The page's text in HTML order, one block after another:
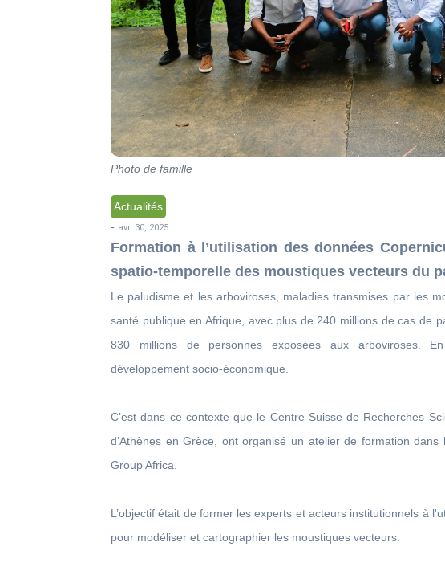
Photo de famille
Actualités
- avr. 30, 2025
Formation à l’utilisation des données
spatio-temporelle des moustiques vecteurs du
Le paludisme et les arboviroses, maladies transmises par les
santé publique en Afrique, avec plus de 240 millions de cas de
830 millions de personnes exposées aux arboviroses.
développement socio-économique.
C’est dans ce contexte que le Centre Suisse de Recherches
d’Athènes en Grèce, ont organisé un atelier de formation
Group Africa.
L’objectif était de former les experts et acteurs institutionnels à
pour modéliser et cartographier les moustiques vecteurs.